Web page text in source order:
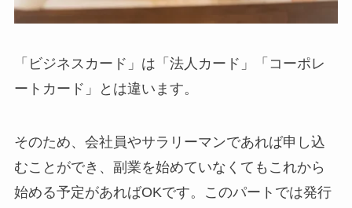
「ビジネスカード」は「法人カード」「コーポレ
ートカード」とは違います。
そのため、会社員やサラリーマンであれば申し込
むことができ、副業を始めていなくてもこれから
始める予定があればOKです。このパートでは発行